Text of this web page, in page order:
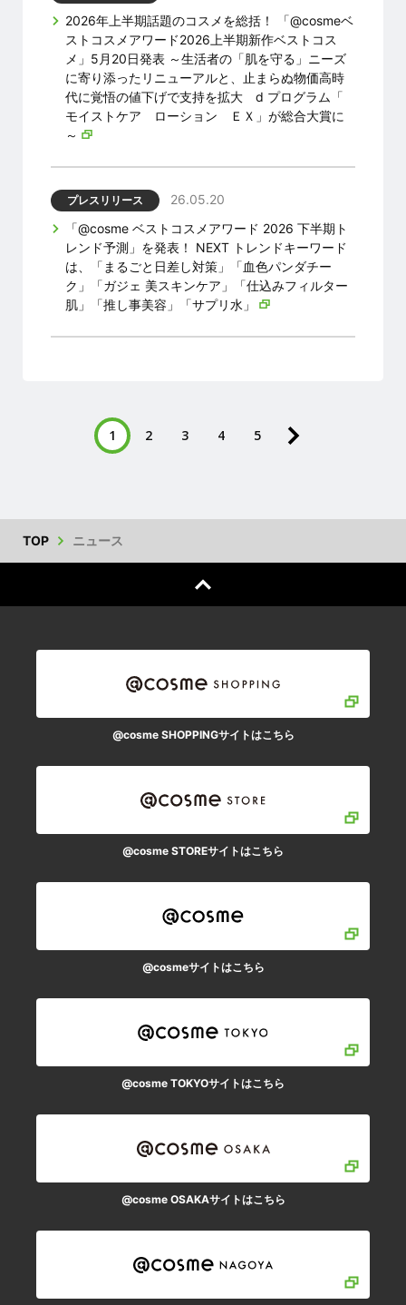
2026年上半期話題のコスメを総括！ 「@cosmeベ
ストコスメアワード2026上半期新作ベストコス
メ」5月20日発表 ～生活者の「肌を守る」ニーズ
に寄り添ったリニューアルと、止まらぬ物価高時
代に覚悟の値下げで支持を拡大 d プログラム「
モイストケア ローション ＥＸ」が総合大賞に
～
プレスリリース
26.05.20
「@cosme ベストコスメアワード 2026 下半期ト
レンド予測」を発表！ NEXT トレンドキーワード
は、「まるごと日差し対策」「血色パンダチー
ク」「ガジェ 美スキンケア」「仕込みフィルター
肌」「推し事美容」「サプリ水」
1 2 3 4 5
TOP ニュース
@cosme SHOPPINGサイトはこちら
@cosme STOREサイトはこちら
@cosmeサイトはこちら
@cosme TOKYOサイトはこちら
@cosme OSAKAサイトはこちら